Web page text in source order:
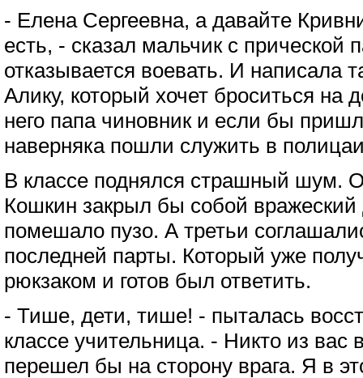
- Елена Сергеевна, а давайте
есть, - сказал мальчик с прической
отказывается воевать. И написала
Алику, который хочет броситься на
него папа чиновник и если бы
наверняка пошли служить в
В классе поднялся страшный шум.
Кошкин закрыл бы собой вражеский
помешало пузо. А третьи
последней парты. Который уже
рюкзаком и готов был ответить.
- Тише, дети, тише! - пыталась
классе учительница. - Никто из вас
перешел бы на сторону врага. Я в